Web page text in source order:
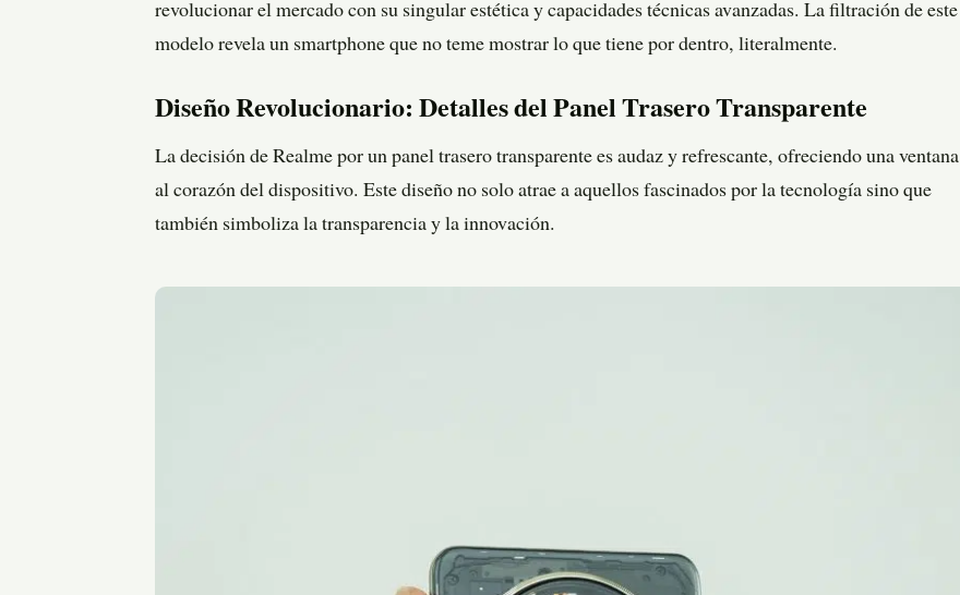
revolucionar el mercado con su singular estética y capacidades técnicas avanzadas. La filtración de este
modelo revela un smartphone que no teme mostrar lo que tiene por dentro, literalmente.
Diseño Revolucionario: Detalles del Panel Trasero Transparente
La decisión de Realme por un panel trasero transparente es audaz y refrescante, ofreciendo una ventana
al corazón del dispositivo. Este diseño no solo atrae a aquellos fascinados por la tecnología sino que
también simboliza la transparencia y la innovación.